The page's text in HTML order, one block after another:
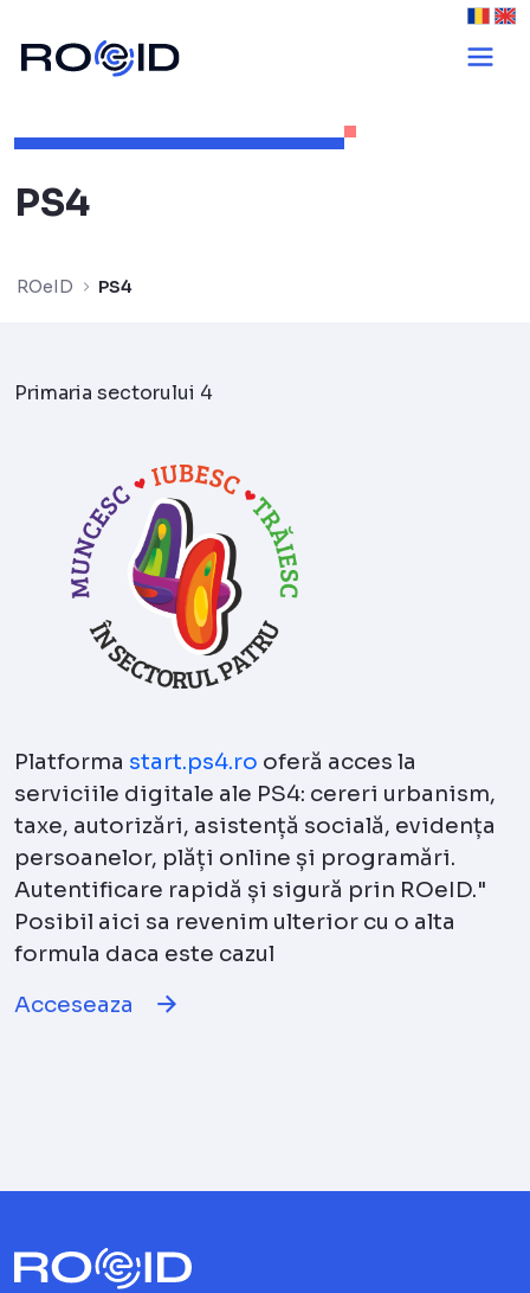
PS4 - ROeID
PS4
ROeID PS4
Primaria sectorului 4
Platforma start.ps4.ro oferă acces la
serviciile digitale ale PS4: cereri urbanism,
taxe, autorizări, asistență socială, evidența
persoanelor, plăți online și programări.
Autentificare rapidă și sigură prin ROeID."
Posibil aici sa revenim ulterior cu o alta
formula daca este cazul
Acceseaza